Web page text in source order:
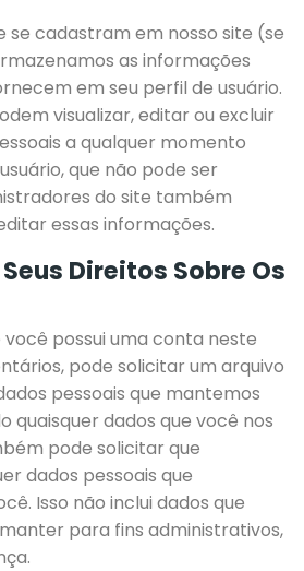
se cadastram em nosso site (se
as informações
em seu perfil de usuário.
visualizar, editar ou excluir
a qualquer momento
que não pode ser
do site também
essas informações.
Direitos Sobre Os
você possui uma conta neste
pode solicitar um arquivo
pessoais que mantemos
quaisquer dados que você nos
pode solicitar que
dados pessoais que
Isso não inclui dados que
para fins administrativos,